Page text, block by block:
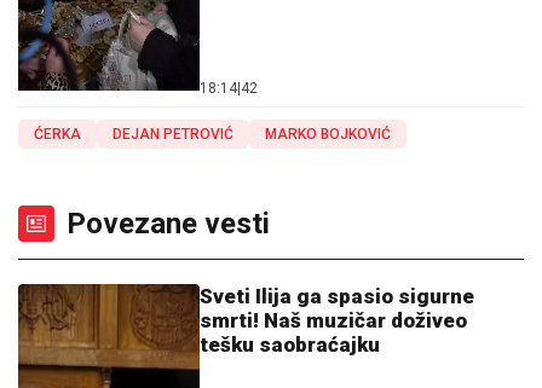
18:14 42
ĆERKA DEJAN PETROVIĆ MARKO BOJKOVIĆ
Povezane vesti
Sveti Ilija ga spasio sigurne
smrti! Naš muzičar doživeo
tešku saobraćajku